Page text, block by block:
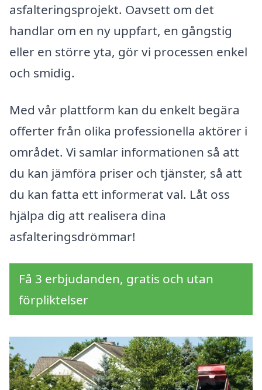
asfalteringsprojekt. Oavsett om det
handlar om en ny uppfart, en gångstig
eller en större yta, gör vi processen enkel
och smidig.
Med vår plattform kan du enkelt begära
offerter från olika professionella aktörer i
området. Vi samlar informationen så att
du kan jämföra priser och tjänster, så att
du kan fatta ett informerat val. Låt oss
hjälpa dig att realisera dina
asfalteringsdrömmar!
Få 3 erbjudanden, gratis och utan
förpliktelser